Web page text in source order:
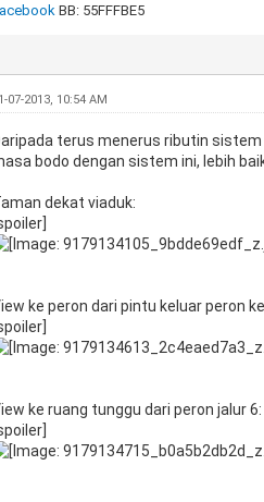
BB: 55FFFBE5
07-2013, 10:54 AM
terus menerus ributin
bodo dengan sistem ini, lebih
dekat viaduk:
ke peron dari pintu keluar peron
ke ruang tunggu dari peron jalur 6: